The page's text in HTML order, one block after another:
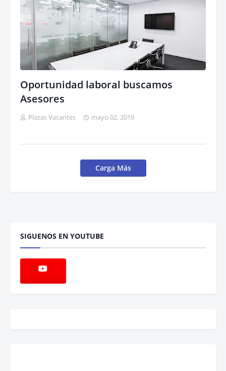
Oportunidad laboral buscamos
Asesores
Plazas Vacantes mayo 02, 2019
Carga Más
SIGUENOS EN YOUTUBE